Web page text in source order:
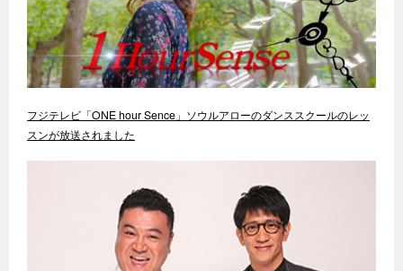
フジテレビ「ONE hour Sence」ソウルアローのダンススクールのレッ
スンが放送されました